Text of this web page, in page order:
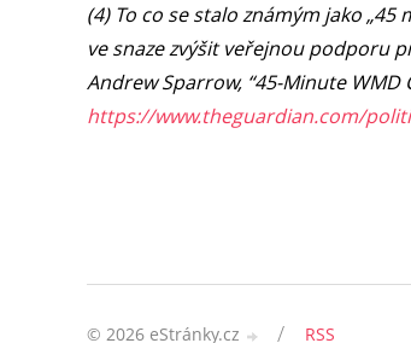
(4) To co se stalo známým jako
ve snaze zvýšit veřejnou podporu
Andrew Sparrow, “45-Minute WMD
https://www.theguardian.com/
© 2026 eStránky.cz / RSS